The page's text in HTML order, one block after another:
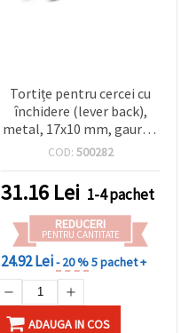
Tortițe pentru cercei cu
închidere (lever back),
metal, 17x10 mm, gaură 2
mm, culoare argintiu - 4
COD: 500282
31.16 Lei 1-4 pachet
REDUCERI
PENTRU CANTITATE
24.92 Lei- 20 %5 pachet +
ADAUGA IN COS